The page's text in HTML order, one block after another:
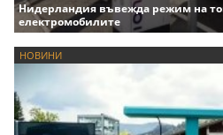
Нидерландия въвежда режим на
електромобилите
НОВИНИ